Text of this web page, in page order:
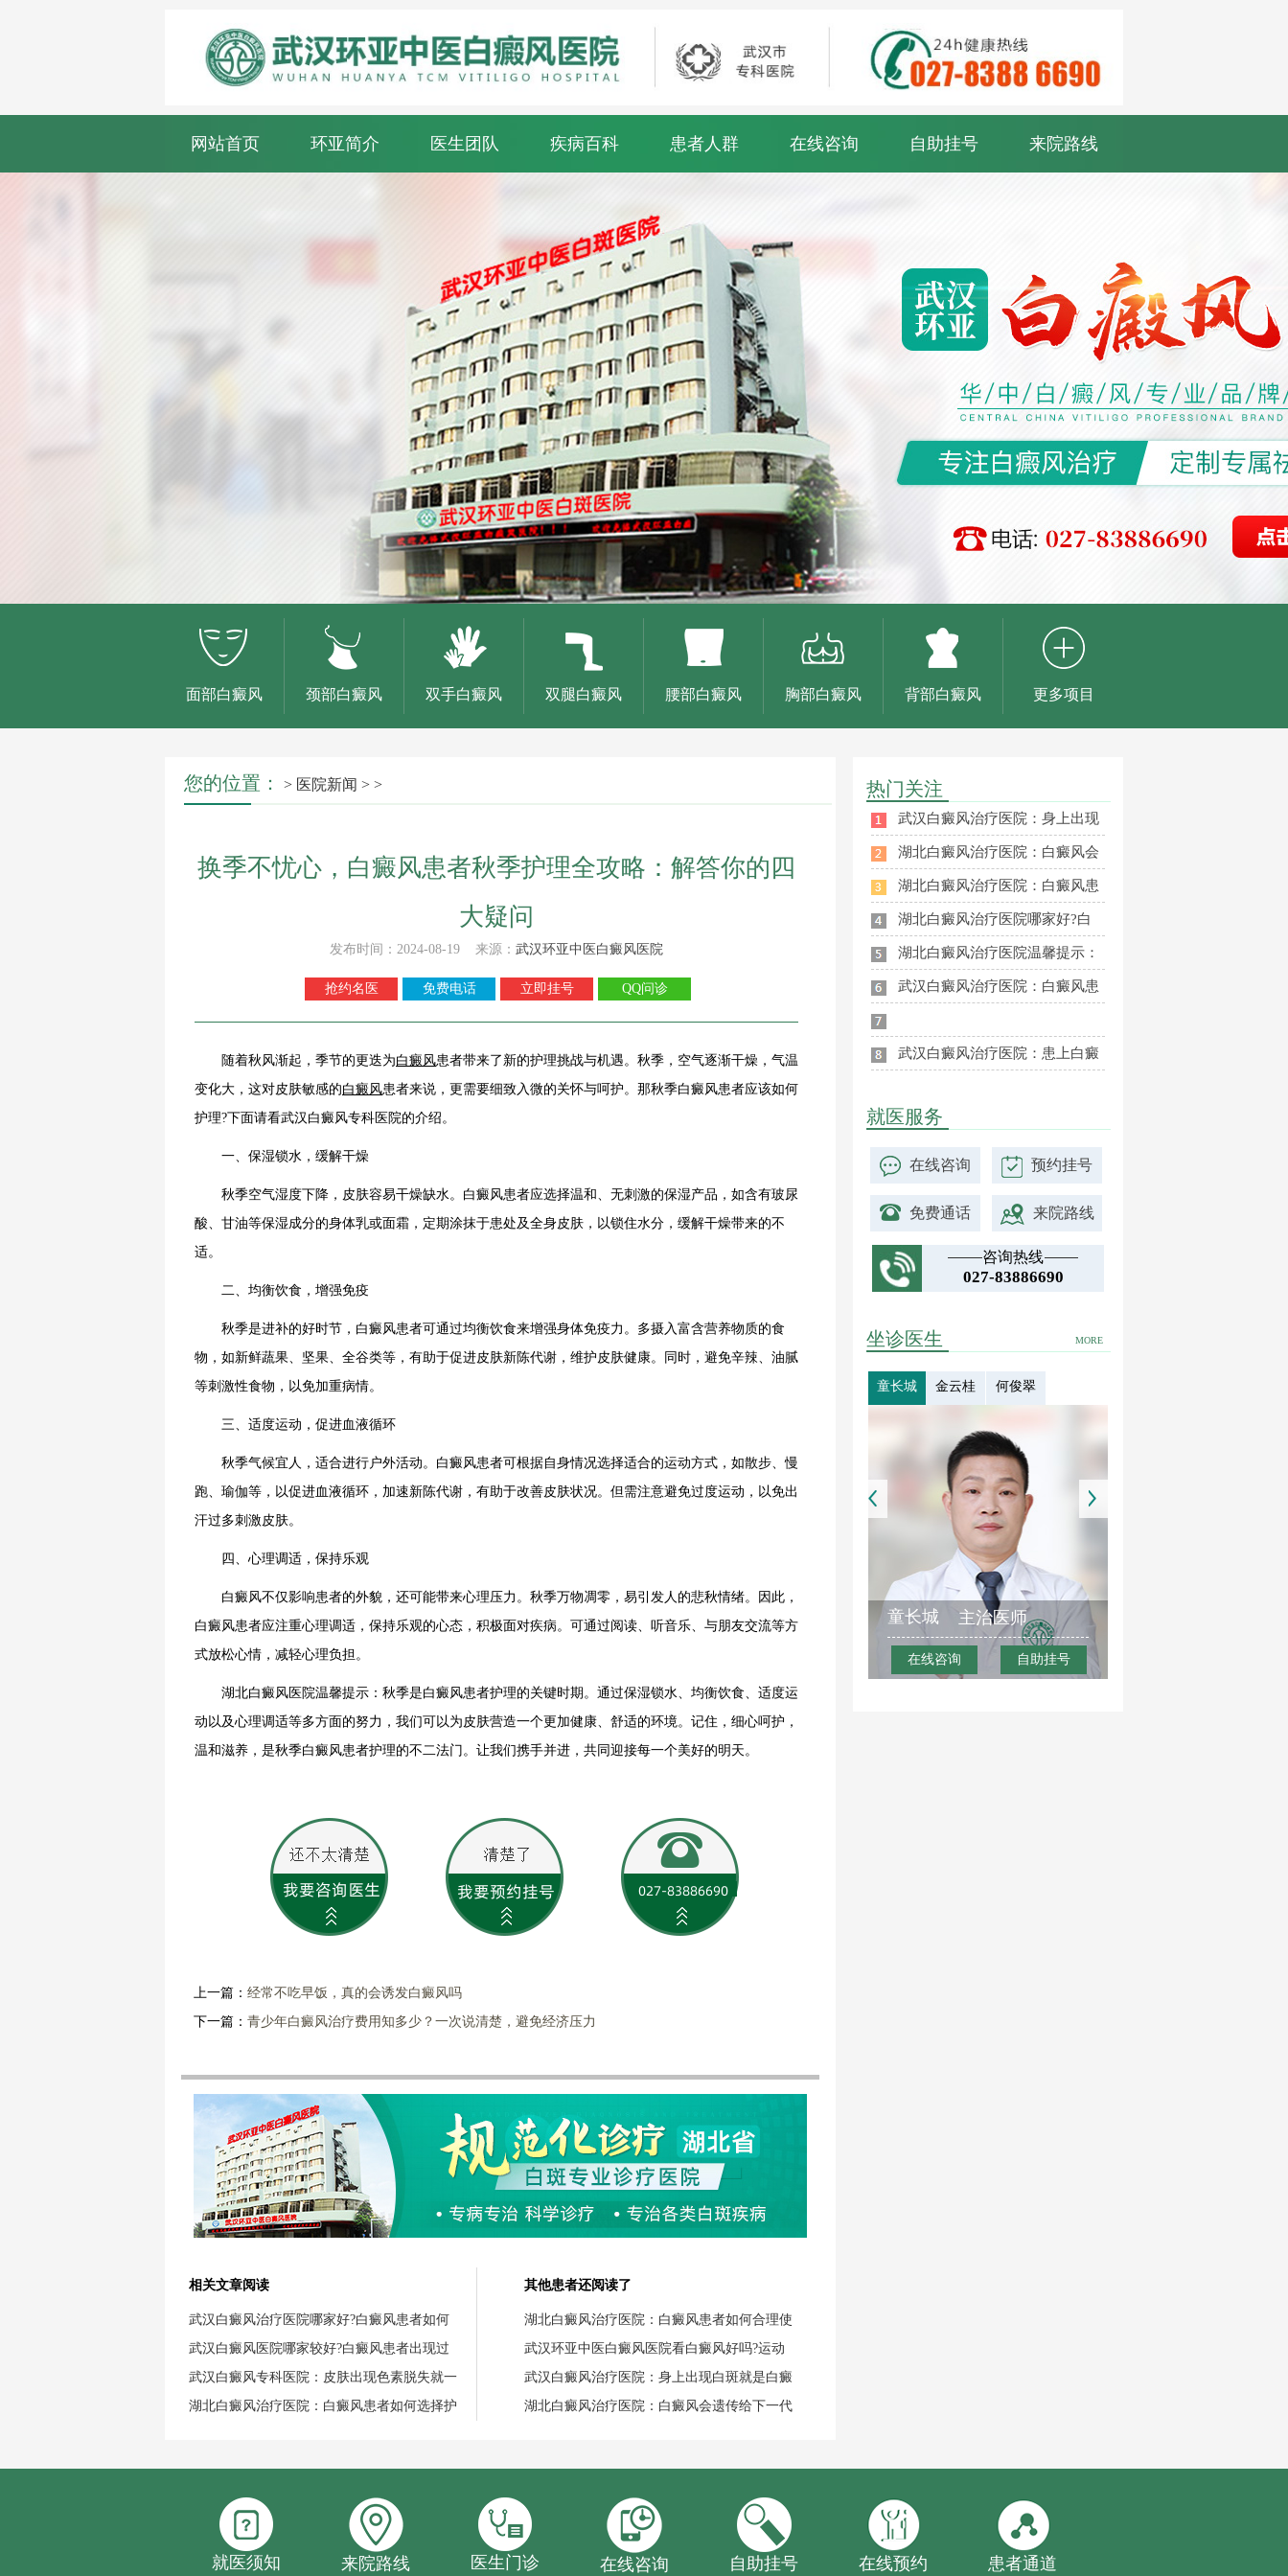
网站首页 环亚简介 医生团队 疾病百科 患者人群 在线咨询 自助挂号 来院路线
面部白癜风 颈部白癜风 双手白癜风 双腿白癜风 腰部白癜风 胸部白癜风 背部白癜风 更多项目
您的位置： > 医院新闻 > >
换季不忧心，白癜风患者秋季护理全攻略：解答你的四
大疑问
发布时间：2024-08-19 来源： 武汉环亚中医白癜风医院
抢约名医 免费电话 立即挂号 QQ问诊
随着秋风渐起，季节的更迭为白癜风患者带来了新的护理挑战与机遇。秋季，空气逐渐干燥，气温
变化大，这对皮肤敏感的白癜风患者来说，更需要细致入微的关怀与呵护。那秋季白癜风患者应该如何
护理?下面请看武汉白癜风专科医院的介绍。
一、保湿锁水，缓解干燥
秋季空气湿度下降，皮肤容易干燥缺水。白癜风患者应选择温和、无刺激的保湿产品，如含有玻尿
酸、甘油等保湿成分的身体乳或面霜，定期涂抹于患处及全身皮肤，以锁住水分，缓解干燥带来的不
适。
二、均衡饮食，增强免疫
秋季是进补的好时节，白癜风患者可通过均衡饮食来增强身体免疫力。多摄入富含营养物质的食
物，如新鲜蔬果、坚果、全谷类等，有助于促进皮肤新陈代谢，维护皮肤健康。同时，避免辛辣、油腻
等刺激性食物，以免加重病情。
三、适度运动，促进血液循环
秋季气候宜人，适合进行户外活动。白癜风患者可根据自身情况选择适合的运动方式，如散步、慢
跑、瑜伽等，以促进血液循环，加速新陈代谢，有助于改善皮肤状况。但需注意避免过度运动，以免出
汗过多刺激皮肤。
四、心理调适，保持乐观
白癜风不仅影响患者的外貌，还可能带来心理压力。秋季万物凋零，易引发人的悲秋情绪。因此，
白癜风患者应注重心理调适，保持乐观的心态，积极面对疾病。可通过阅读、听音乐、与朋友交流等方
式放松心情，减轻心理负担。
湖北白癜风医院温馨提示：秋季是白癜风患者护理的关键时期。通过保湿锁水、均衡饮食、适度运
动以及心理调适等多方面的努力，我们可以为皮肤营造一个更加健康、舒适的环境。记住，细心呵护，
温和滋养，是秋季白癜风患者护理的不二法门。让我们携手并进，共同迎接每一个美好的明天。
上一篇： 经常不吃早饭，真的会诱发白癜风吗
下一篇： 青少年白癜风治疗费用知多少？一次说清楚，避免经济压力
相关文章阅读
武汉白癜风治疗医院哪家好?白癜风患者如何
武汉白癜风医院哪家较好?白癜风患者出现过
武汉白癜风专科医院：皮肤出现色素脱失就一
湖北白癜风治疗医院：白癜风患者如何选择护
其他患者还阅读了
湖北白癜风治疗医院：白癜风患者如何合理使
武汉环亚中医白癜风医院看白癜风好吗?运动
武汉白癜风治疗医院：身上出现白斑就是白癜
湖北白癜风治疗医院：白癜风会遗传给下一代
热门关注
武汉白癜风治疗医院：身上出现
湖北白癜风治疗医院：白癜风会
湖北白癜风治疗医院：白癜风患
湖北白癜风治疗医院哪家好?白
湖北白癜风治疗医院温馨提示：
武汉白癜风治疗医院：白癜风患
武汉白癜风治疗医院：患上白癜
就医服务
在线咨询 预约挂号
免费通话 来院路线
咨询热线
027-83886690
MORE
坐诊医生
童长城 金云桂 何俊翠
童长城 主治医师
在线咨询 自助挂号
就医须知 来院路线 医生门诊 在线咨询 自助挂号 在线预约 患者通道